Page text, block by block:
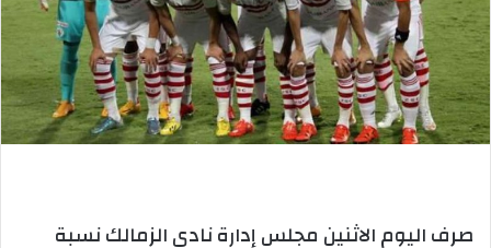
صرف اليوم الاثنين مجلس إدارة نادى الزمالك نسبة